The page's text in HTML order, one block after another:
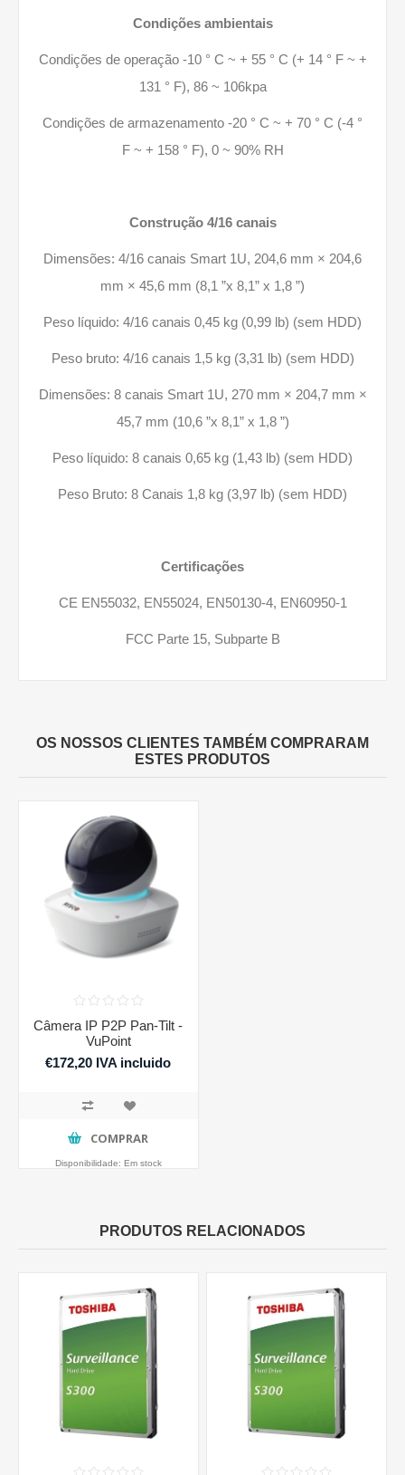
Condições ambientais
Condições de operação -10 ° C ~ + 55 ° C (+ 14 ° F ~ +
131 ° F), 86 ~ 106kpa
Condições de armazenamento -20 ° C ~ + 70 ° C (-4 °
F ~ + 158 ° F), 0 ~ 90% RH
Construção 4/16 canais
Dimensões: 4/16 canais Smart 1U, 204,6 mm × 204,6
mm × 45,6 mm (8,1 ”x 8,1” x 1,8 ”)
Peso líquido: 4/16 canais 0,45 kg (0,99 lb) (sem HDD)
Peso bruto: 4/16 canais 1,5 kg (3,31 lb) (sem HDD)
Dimensões: 8 canais Smart 1U, 270 mm × 204,7 mm ×
45,7 mm (10,6 ”x 8,1” x 1,8 ”)
Peso líquido: 8 canais 0,65 kg (1,43 lb) (sem HDD)
Peso Bruto: 8 Canais 1,8 kg (3,97 lb) (sem HDD)
Certificações
CE EN55032, EN55024, EN50130-4, EN60950-1
FCC Parte 15, Subparte B
OS NOSSOS CLIENTES TAMBÉM COMPRARAM
ESTES PRODUTOS
Câmera IP P2P Pan-Tilt -
VuPoint
€172,20 IVA incluido
COMPRAR
Disponibilidade: Em stock
PRODUTOS RELACIONADOS